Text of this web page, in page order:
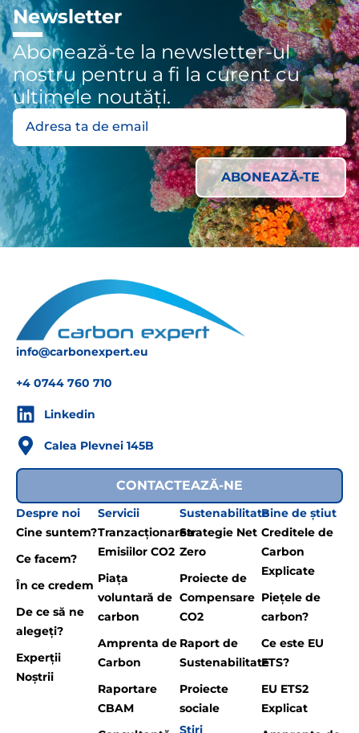
Newsletter
Abonează-te la newsletter-ul
nostru pentru a fi la curent cu
ultimele noutăți.
info@carbonexpert.eu
+4 0744 760 710
Linkedin
Calea Plevnei 145B
CONTACTEAZĂ-NE
Despre noi
Cine suntem?
Ce facem?
În ce credem
De ce să ne
alegeți?
Experții
Noștrii
Servicii
Tranzacționarea
Emisiilor CO2
Piața
voluntară de
carbon
Amprenta de
Carbon
Raportare
CBAM
Sustenabilitate
Strategie Net
Zero
Proiecte de
Compensare
CO2
Raport de
Sustenabilitate
Proiecte
sociale
Știri
Bine de știut
Creditele de
Carbon
Explicate
Piețele de
carbon?
Ce este EU
ETS?
EU ETS2
Explicat